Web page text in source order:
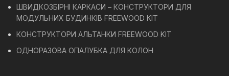
ШВИДКОЗБІРНІ КАРКАСИ – КОНСТРУКТОРИ ДЛЯ
МОДУЛЬНИХ БУДИНКІВ FREEWOOD KIT
КОНСТРУКТОРИ АЛЬТАНКИ FREEWOOD KIT
ОДНОРАЗОВА ОПАЛУБКА ДЛЯ КОЛОН